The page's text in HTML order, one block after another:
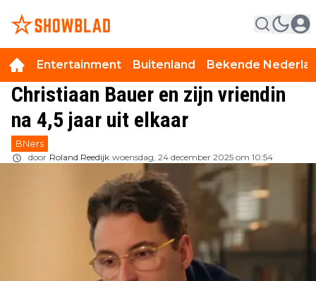
Entertainment Buitenland Bekende
Christiaan Bauer en zijn vriendin
na 4,5 jaar uit elkaar
BNers
door Roland Reedijk woensdag, 24 december 2025 om 10:54